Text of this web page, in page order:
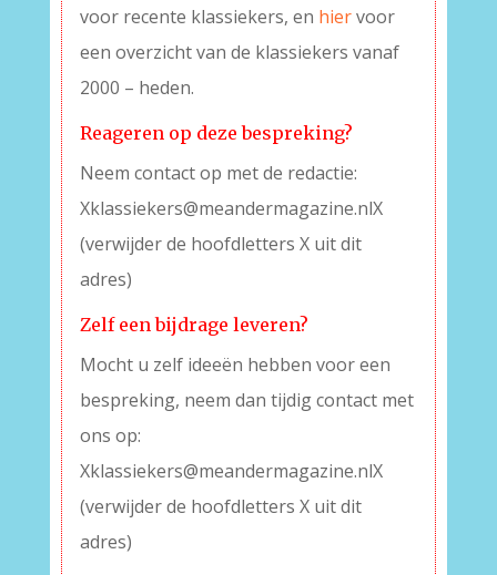
voor recente klassiekers, en hiervoor
een overzicht van de klassiekers vanaf
2000 – heden.
Reageren op deze bespreking?
Neem contact op met de redactie:
Xklassiekers@meandermagazine.nlX
(verwijder de hoofdletters X uit dit
adres)
Zelf een bijdrage leveren?
Mocht u zelf ideeën hebben voor een
bespreking, neem dan tijdig contact met
ons op:
Xklassiekers@meandermagazine.nlX
(verwijder de hoofdletters X uit dit
adres)